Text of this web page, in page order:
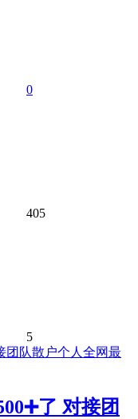
0
405
5
了 对接团